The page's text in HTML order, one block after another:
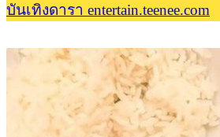
บันเทิงดารา entertain.teenee.com